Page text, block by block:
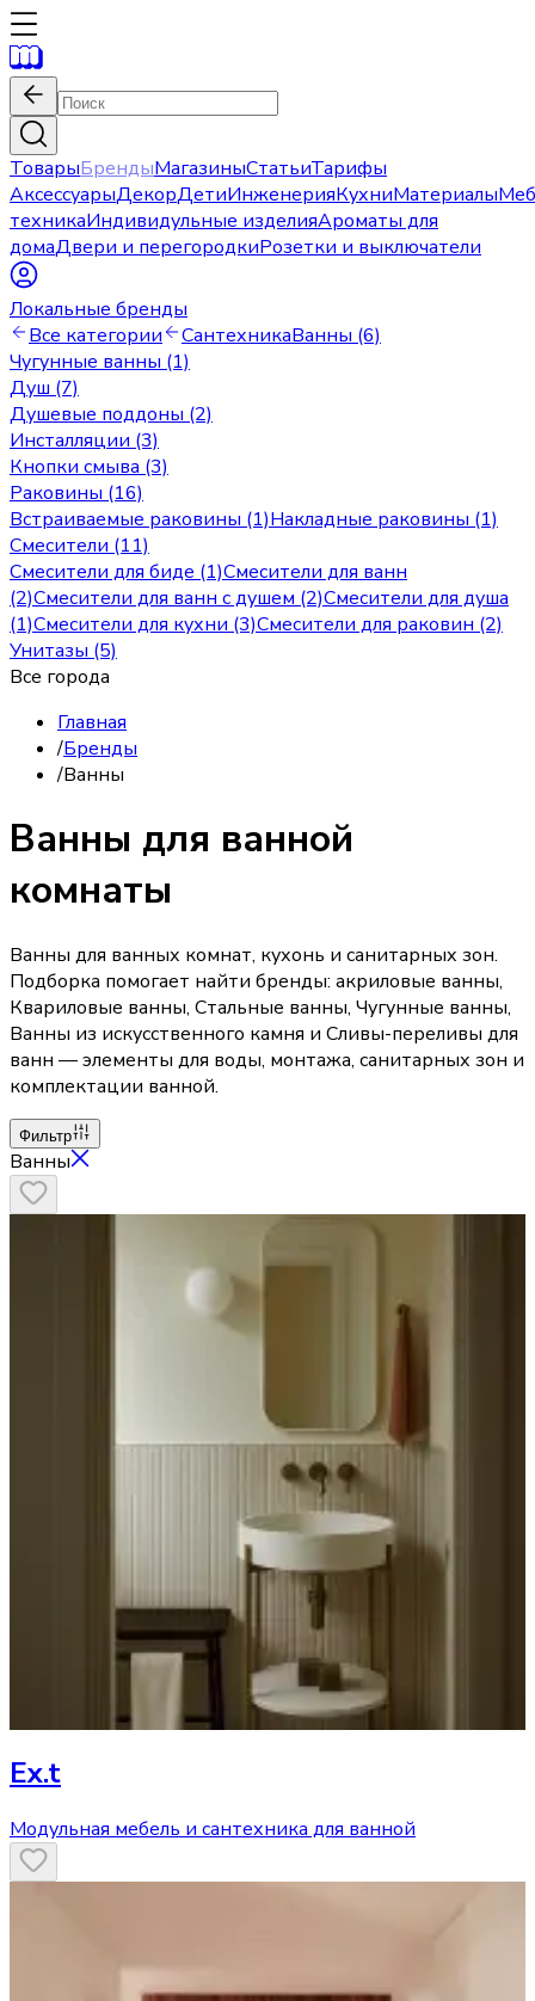
ТоварыБрендыМагазиныСтатьиТарифы
АксессуарыДекорДетиИнженерияКухниМатериалы
техникаИндивидульные изделияАроматы для
домаДвери и перегородкиРозетки и выключатели
Локальные бренды
Все категории
СантехникаВанны (6)
Чугунные ванны (1)
Душ (7)
Душевые поддоны (2)
Инсталляции (3)
Кнопки смыва (3)
Раковины (16)
Встраиваемые раковины (1)Накладные раковины (1)
Смесители (11)
Смесители для биде (1)Смесители для ванн
(2)Смесители для ванн с душем (2)Смесители для душа
(1)Смесители для кухни (3)Смесители для раковин (2)
Унитазы (5)
Все города
Главная
/Бренды
/Ванны
Ванны для ванной
комнаты
Ванны для ванных комнат, кухонь и санитарных зон.
Подборка помогает найти бренды: акриловые ванны,
Квариловые ванны, Стальные ванны, Чугунные ванны,
Ванны из искусственного камня и Сливы-переливы для
ванн — элементы для воды, монтажа, санитарных зон и
комплектации ванной.
Фильтр
Ванны
Ex.t
Модульная мебель и сантехника для ванной